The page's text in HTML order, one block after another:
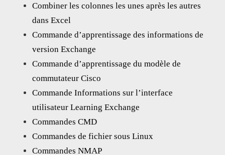
Combiner les colonnes les unes après les autres
dans Excel
Commande d’apprentissage des informations de
version Exchange
Commande d’apprentissage du modèle de
commutateur Cisco
Commande Informations sur l’interface
utilisateur Learning Exchange
Commandes CMD
Commandes de fichier sous Linux
Commandes NMAP